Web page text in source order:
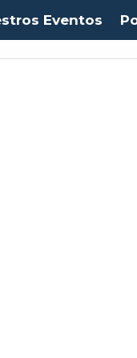
Eventos